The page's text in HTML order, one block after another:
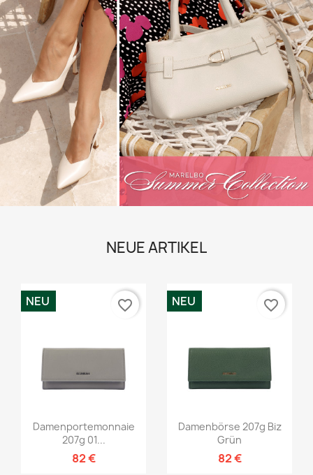
NEUE ARTIKEL
Damenportemonnaie
207g 01...
82 €
NEU favorite_border
Damenbörse 207g Biz
Grün
82 €
NEU favorite_border